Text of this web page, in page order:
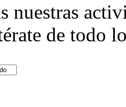
nuestras
de todo